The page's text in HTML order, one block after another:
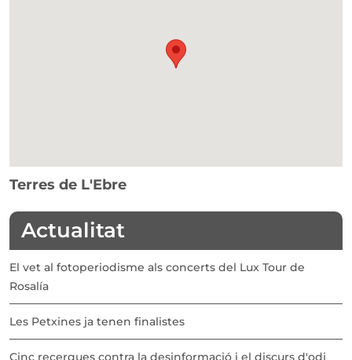
Terres de L'Ebre
Actualitat
El vet al fotoperiodisme als concerts del Lux Tour de
Rosalía
Les Petxines ja tenen finalistes
Cinc recerques contra la desinformació i el discurs d'odi